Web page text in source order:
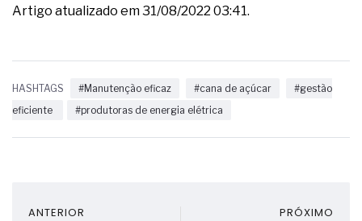
Artigo atualizado em 31/08/2022 03:41.
HASHTAGS #Manutenção eficaz #cana de açúcar
#gestão
eficiente
#produtoras de energia elétrica
ANTERIOR PRÓXIMO